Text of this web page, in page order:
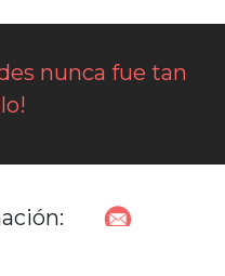
nunca fue tan